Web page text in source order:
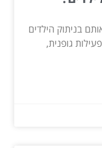
בניתוק הילדים
גופנית,